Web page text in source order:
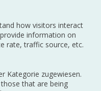
how visitors interact
information on
rate, traffic source, etc.
Kategorie zugewiesen.
that are being